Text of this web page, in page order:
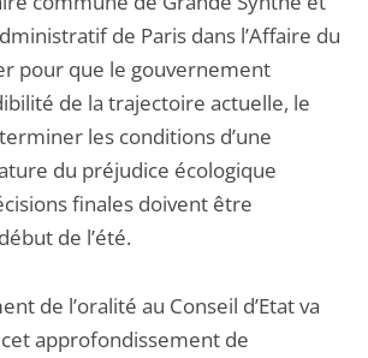
de Paris dans l’Affaire du
pour que le gouvernement
de la trajectoire actuelle, le
les conditions d’une
du préjudice écologique
finales doivent être
de l’été.
de l’oralité au Conseil d’Etat va
approfondissement de